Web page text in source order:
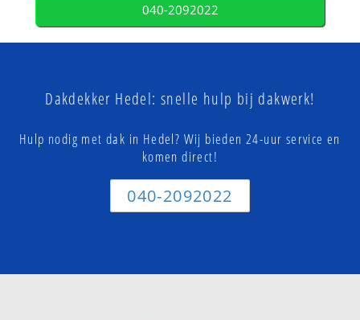
040-2092022
Dakdekker Hedel: snelle hulp bij dakwerk!
Hulp nodig met dak in Hedel? Wij bieden 24-uur service en
komen direct!
040-2092022